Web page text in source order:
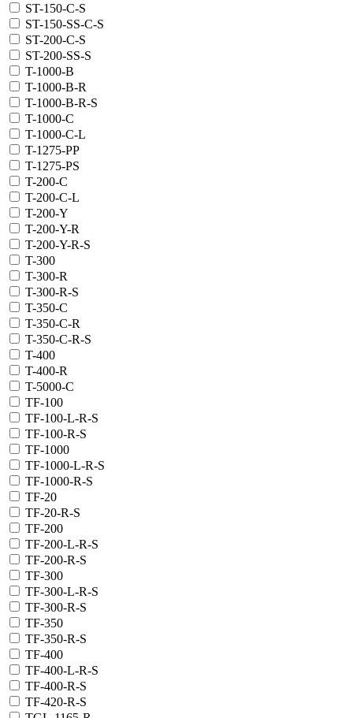
ST-150-C-S
ST-150-SS-C-S
ST-200-C-S
ST-200-SS-S
T-1000-B
T-1000-B-R
T-1000-B-R-S
T-1000-C
T-1000-C-L
T-1275-PP
T-1275-PS
T-200-C
T-200-C-L
T-200-Y
T-200-Y-R
T-200-Y-R-S
T-300
T-300-R
T-300-R-S
T-350-C
T-350-C-R
T-350-C-R-S
T-400
T-400-R
T-5000-C
TF-100
TF-100-L-R-S
TF-100-R-S
TF-1000
TF-1000-L-R-S
TF-1000-R-S
TF-20
TF-20-R-S
TF-200
TF-200-L-R-S
TF-200-R-S
TF-300
TF-300-L-R-S
TF-300-R-S
TF-350
TF-350-R-S
TF-400
TF-400-L-R-S
TF-400-R-S
TF-420-R-S